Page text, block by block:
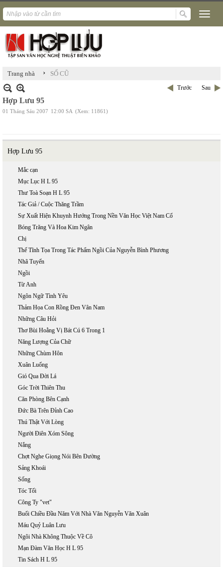
Trang nhà › SỐ CŨ
Trước Sau
Hợp Lưu 95
01 Tháng Sáu 2007 12:00 SA (Xem: 11861)
Hợp Lưu 95
Mắc cạn
Mục Lục H L 95
Thư Toà Soạn H L 95
Tác Giả / Cuộc Thăng Trầm
Sự Xuất Hiện Khuynh Hướng Trong Nền Văn Học Việt Nam Cổ
Bóng Trăng Và Hoa Kim Ngân
Chị
Thế Tĩnh Tọa Trong Tác Phẩm Ngồi Của Nguyễn Bình Phương
Nhã Tuyến
Ngồi
Từ Anh
Ngôn Ngữ Tình Yêu
Thảm Họa Con Rồng Đen Vân Nam
Những Câu Hỏi
Thơ Bùi Hoằng Vị Bát Cú 6 Trong 1
Năng Lượng Của Chữ
Những Chùm Hôn
Xuân Luống
Gió Qua Đời Lá
Góc Trời Thiên Thu
Căn Phòng Bên Cạnh
Đức Bà Trên Đỉnh Cao
Thú Thật Với Lòng
Người Điên Xóm Sông
Nắng
Chợt Nghe Giọng Nói Bên Đường
Sảng Khoái
Sống
Tóc Tối
Công Ty "vet"
Buổi Chiều Đầu Năm Với Nhà Văn Nguyễn Văn Xuân
Máu Quỷ Luân Lưu
Ngôi Nhà Không Thuộc Về Cô
Mạn Đàm Văn Học H L 95
Tin Sách H L 95